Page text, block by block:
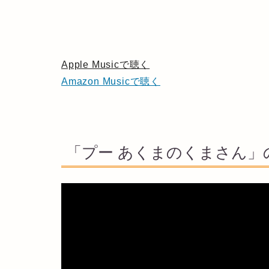
Apple Musicで聴く
Amazon Musicで聴く
「プー あくまのくまさん」